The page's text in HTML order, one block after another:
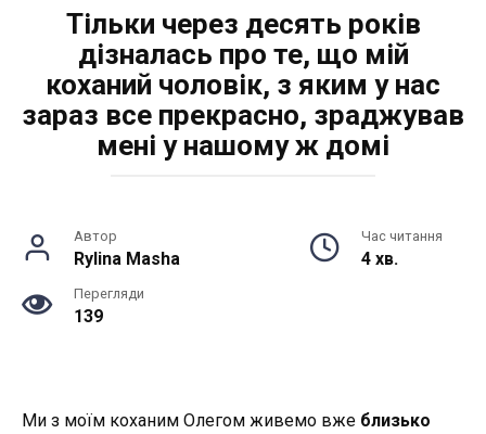
Тільки через десять років
дізналась про те, що мій
коханий чоловік, з яким у нас
зараз все прекрасно, зраджував
мені у нашому ж домі
Автор
Rylina Masha
Час читання
4 хв.
Перегляди
139
Ми з моїм коханим Олегом живемо вже близько